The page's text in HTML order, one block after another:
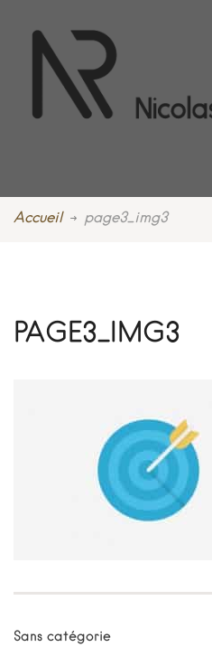
Accueil page3_img3
PAGE3_IMG3
Sans catégorie